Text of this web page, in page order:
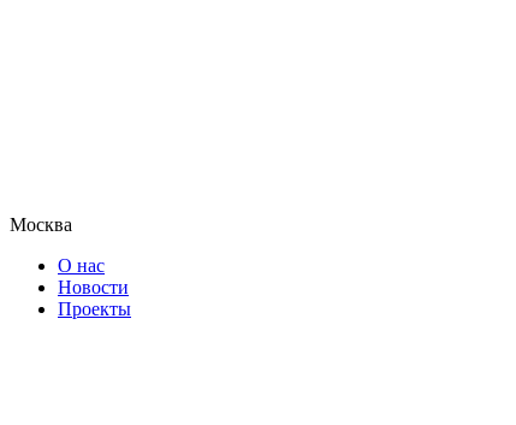
Москва
О нас
Новости
Проекты